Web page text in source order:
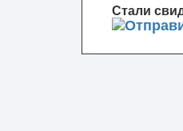
Стали